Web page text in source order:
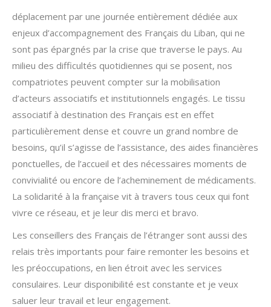
déplacement par une journée entièrement dédiée aux
enjeux d’accompagnement des Français du Liban, qui ne
sont pas épargnés par la crise que traverse le pays. Au
milieu des difficultés quotidiennes qui se posent, nos
compatriotes peuvent compter sur la mobilisation
d’acteurs associatifs et institutionnels engagés. Le tissu
associatif à destination des Français est en effet
particulièrement dense et couvre un grand nombre de
besoins, qu’il s’agisse de l’assistance, des aides financières
ponctuelles, de l’accueil et des nécessaires moments de
convivialité ou encore de l’acheminement de médicaments.
La solidarité à la française vit à travers tous ceux qui font
vivre ce réseau, et je leur dis merci et bravo.
Les conseillers des Français de l’étranger sont aussi des
relais très importants pour faire remonter les besoins et
les préoccupations, en lien étroit avec les services
consulaires. Leur disponibilité est constante et je veux
saluer leur travail et leur engagement.